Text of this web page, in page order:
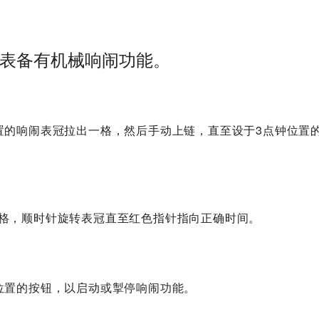
备有机械响闹功能。
响闹表冠拉出一格，然后手动上链，直至设于3点钟位置
，顺时针旋转表冠直至红色指针指向正确时间。
的按钮，以启动或掣停响闹功能。